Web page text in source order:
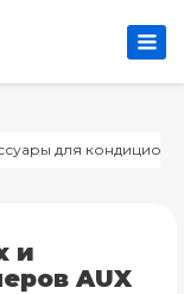
для
и
AUX